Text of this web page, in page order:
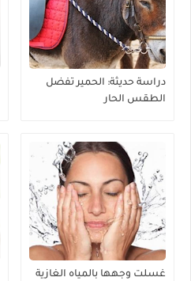
دراسة حديثة: الحمير تفضل
الطقس الحار
غسلت وجهها بالمياه الغازية